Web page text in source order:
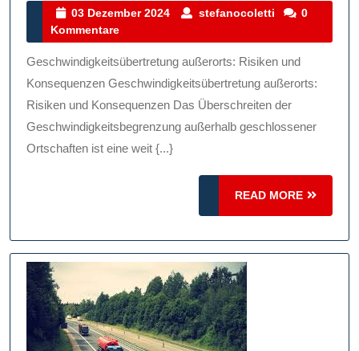
Der
Außerorts:
Risiken
Und
Konsequenzen
03 Dezember 2024
03
2024
stefanocoletti stefanocoletti
0
Kommentare
Geschwindigkeitsübertretung außerorts: Risiken und
Konsequenzen Geschwindigkeitsübertretung außerorts:
Risiken und Konsequenzen Das Überschreiten der
Geschwindigkeitsbegrenzung außerhalb geschlossener
Ortschaften ist eine weit {...}
READ MORE
READ
MORE